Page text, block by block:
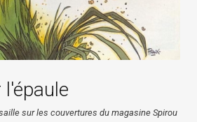
sur les couvertures du magasine Spirou